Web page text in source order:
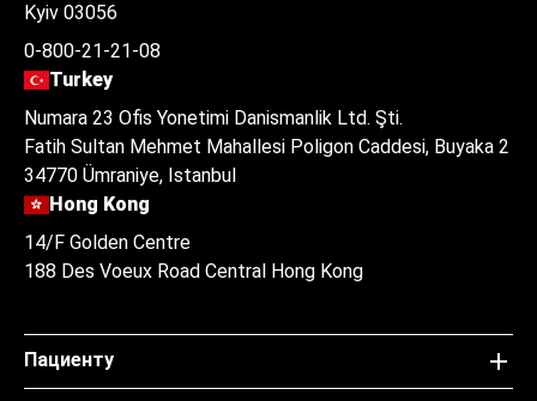
Kyiv 03056
0-800-21-21-08
Turkey
Numara 23 Ofis Yonetimi Danismanlik Ltd. Şti.
Fatih Sultan Mehmet Mahallesi Poligon Caddesi, Buyaka 2
34770 Ümraniye, Istanbul
Hong Kong
14/F Golden Centre
188 Des Voeux Road Central Hong Kong
Пациенту